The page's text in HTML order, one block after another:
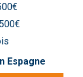
Espagne